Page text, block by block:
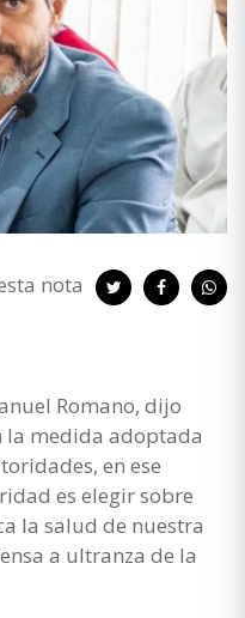
nota
Romano, dijo
la medida adoptada
en ese
es elegir sobre
la salud de nuestra
a ultranza de la